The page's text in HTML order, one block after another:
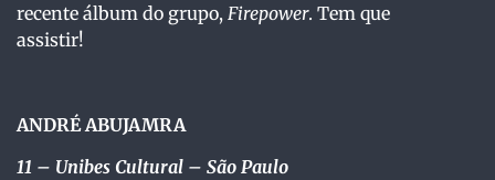
recente álbum do grupo, Firepower. Tem que
assistir!
ANDRÉ ABUJAMRA
11 – Unibes Cultural – São Paulo